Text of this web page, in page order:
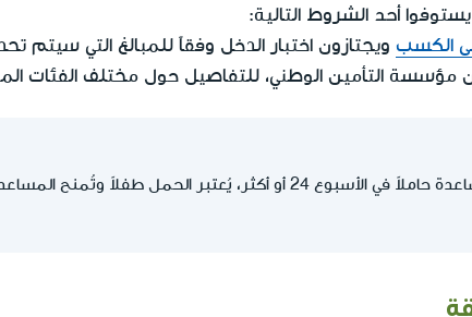
يستوفواأحد الشروط التالية:
الكسب ويجتازون اختبار الدخل وفقاً للمبالغ التي سيتم
التأمين الوطني، للتفاصيل حول مختلف الفئات
إذا كانت طالبة المساعدة حاملاً في الأسبوع 24 أو أكثر، يُعتبر